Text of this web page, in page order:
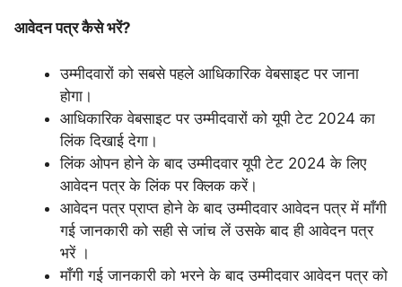
आवेदन पत्र कैसे भरें?
उम्मीदवारों को सबसे पहले आधिकारिक वेबसाइट पर जाना
होगा।
आधिकारिक वेबसाइट पर उम्मीदवारों को यूपी टेट 2024 का
लिंक दिखाई देगा।
लिंक ओपन होने के बाद उम्मीदवार यूपी टेट 2024 के लिए
आवेदन पत्र के लिंक पर क्लिक करें।
आवेदन पत्र प्राप्त होने के बाद उम्मीदवार आवेदन पत्र में माँगी
गई जानकारी को सही से जांच लें उसके बाद ही आवेदन पत्र
भरें ।
माँगी गई जानकारी को भरने के बाद उम्मीदवार आवेदन पत्र को